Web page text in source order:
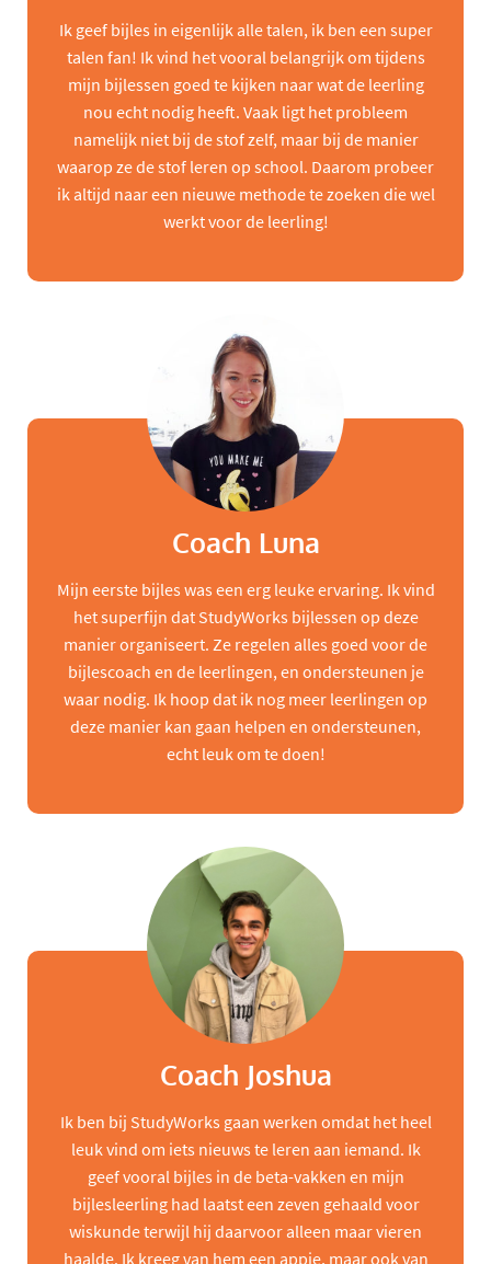
Ik geef bijles in eigenlijk alle talen, ik ben een super
talen fan! Ik vind het vooral belangrijk om tijdens
mijn bijlessen goed te kijken naar wat de leerling
nou echt nodig heeft. Vaak ligt het probleem
namelijk niet bij de stof zelf, maar bij de manier
waarop ze de stof leren op school. Daarom probeer
ik altijd naar een nieuwe methode te zoeken die wel
werkt voor de leerling!
Coach Luna
Mijn eerste bijles was een erg leuke ervaring. Ik vind
het superfijn dat StudyWorks bijlessen op deze
manier organiseert. Ze regelen alles goed voor de
bijlescoach en de leerlingen, en ondersteunen je
waar nodig. Ik hoop dat ik nog meer leerlingen op
deze manier kan gaan helpen en ondersteunen,
echt leuk om te doen!
Coach Joshua
Ik ben bij StudyWorks gaan werken omdat het heel
leuk vind om iets nieuws te leren aan iemand. Ik
geef vooral bijles in de beta-vakken en mijn
bijlesleerling had laatst een zeven gehaald voor
wiskunde terwijl hij daarvoor alleen maar vieren
haalde. Ik kreeg van hem een appje, maar ook van